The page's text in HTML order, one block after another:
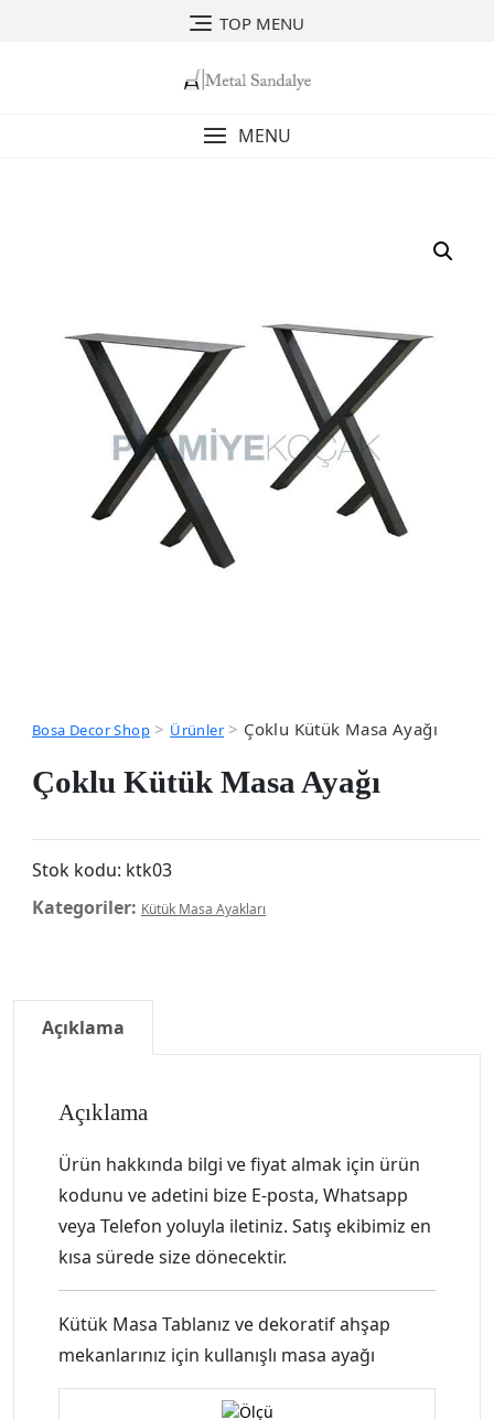
TOP MENU
MENU
Bosa Decor Shop> Ürünler> Çoklu Kütük Masa Ayağı
Çoklu Kütük Masa Ayağı
Stok kodu: ktk03
Kategoriler: Kütük Masa Ayakları
Açıklama
Açıklama
Ürün hakkında bilgi ve fiyat almak için ürün
kodunu ve adetini bize E-posta, Whatsapp
veya Telefon yoluyla iletiniz. Satış ekibimiz en
kısa sürede size dönecektir.
Kütük Masa Tablanız ve dekoratif ahşap
mekanlarınız için kullanışlı masa ayağı